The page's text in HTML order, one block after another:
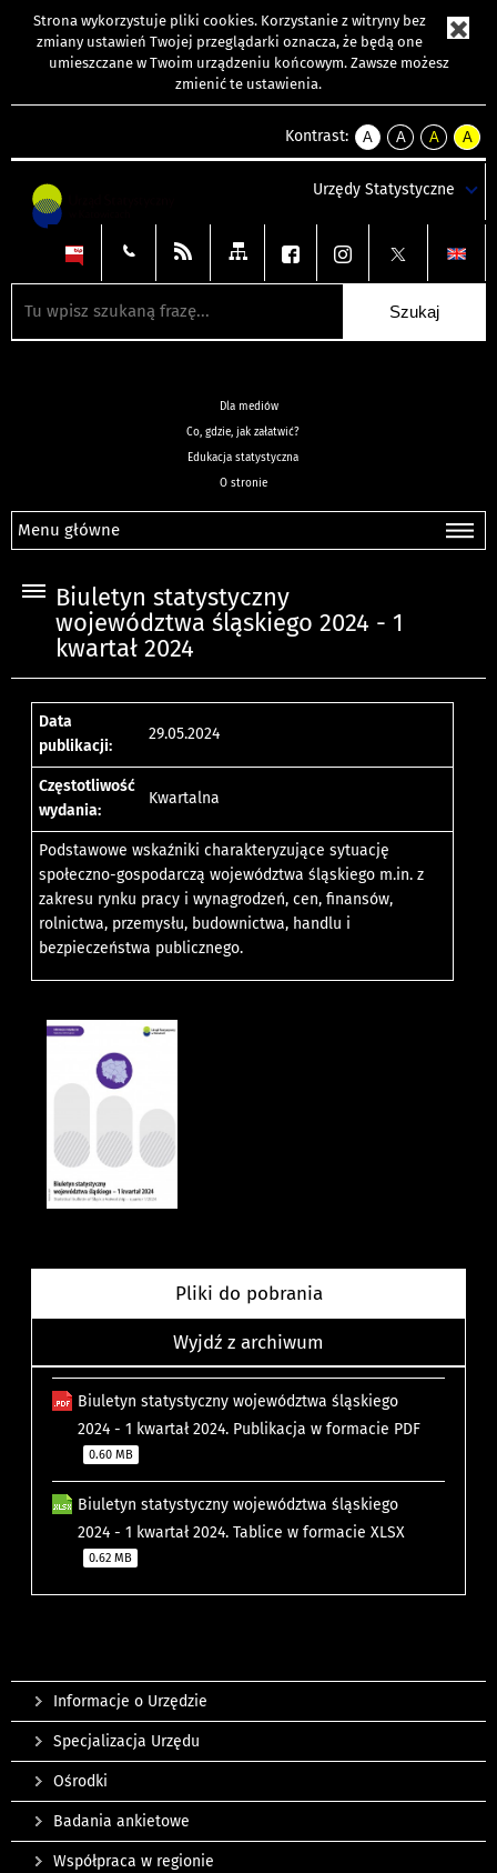
Strona wykorzystuje pliki cookies. Korzystanie z witryny bez
zmiany ustawień Twojej przeglądarki oznacza, że będą one
umieszczane w Twoim urządzeniu końcowym. Zawsze możesz
zmienić te ustawienia.
Kontrast:
A
kontrast
A
kontrast
tekst
czarnym
A
kontrast
tekst
czarnym
A
tekst
żółtym
Urzędy Statystyczne
Dla mediów
Co, gdzie, jak załatwić?
Edukacja statystyczna
O stronie
Menu główne
Biuletyn statystyczny
województwa śląskiego 2024 - 1
kwartał 2024
Data
publikacji:
29.05.2024
Częstotliwość
wydania:
Kwartalna
Podstawowe wskaźniki charakteryzujące sytuację
społeczno-gospodarczą województwa śląskiego m.in. z
zakresu rynku pracy i wynagrodzeń, cen, finansów,
rolnictwa, przemysłu, budownictwa, handlu i
bezpieczeństwa publicznego.
Pliki do pobrania
Wyjdź z archiwum
Biuletyn statystyczny województwa śląskiego
2024 - 1 kwartał 2024. Publikacja w formacie PDF
0.60 MB
Biuletyn statystyczny województwa śląskiego
2024 - 1 kwartał 2024. Tablice w formacie XLSX
0.62 MB
Informacje o Urzędzie
Specjalizacja Urzędu
Ośrodki
Badania ankietowe
Współpraca w regionie